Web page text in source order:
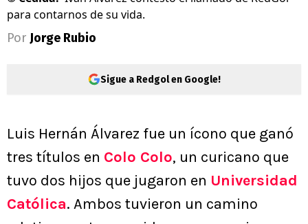
para contarnos de su vida.
Por Jorge Rubio
Sigue a Redgol en Google!
Luis Hernán Álvarez fue un ícono que ganó
tres títulos en Colo Colo, un curicano que
tuvo dos hijos que jugaron en Universidad
Católica. Ambos tuvieron un camino